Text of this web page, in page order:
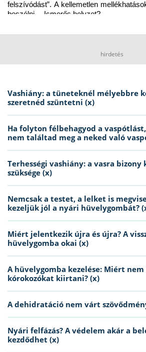
felszívódást”. A kellemetlen
beszélni… Ismerős helyzet?
hirdetés
Vashiány: a tüneteknél mélyebbre
szeretnéd szüntetni (x)
Ha folyton félbehagyod a
nem találtad meg a neked való
Terhességi vashiány: a vasra
szüksége (x)
Nemcsak a testet, a lelket is
kezeljük jól a nyári hüvelygombát?
Miért jelentkezik újra és újra? A
hüvelygomba okai (x)
A hüvelygomba kezelése: Miért nem
kórokozókat kiirtani? (x)
A dehidratáció nem várt
Nyári felfázás? A védelem akár a
kezdődhet (x)